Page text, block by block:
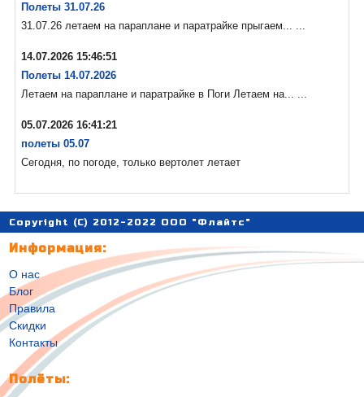
Полеты 31.07.26
31.07.26 летаем на параплане и паратрайке прыгаем... ...
14.07.2026 15:46:51
Полеты 14.07.2026
Летаем на параплане и паратрайке в Поги Летаем на... ...
05.07.2026 16:41:21
полеты 05.07
Сегодня, по погоде, только вертолет летает
Copyright (C) 2012-2022 ООО "Флайтс"
Информация:
О нас
Блог
Правила
Скидки
Контакты
Полёты: